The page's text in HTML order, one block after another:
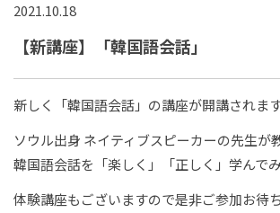
2021.10.18
【新講座】「韓国語会話」
新しく「韓国語会話」の講座が開講されま
ソウル出身 ネイティブスピーカーの先生が
韓国語会話を「楽しく」「正しく」学んで
体験講座もございますので是非ご参加お待